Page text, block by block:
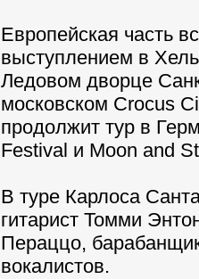
Европейская часть
выступлением в
Ледовом дворце
московском Crocus
продолжит тур в
Festival и Moon and
В туре Карлоса
гитарист Томми
Пераццо,
вокалистов.